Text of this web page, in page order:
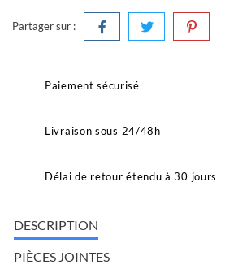
Partager sur :
Paiement sécurisé
Livraison sous 24/48h
Délai de retour étendu à 30 jours
DESCRIPTION
PIÈCES JOINTES